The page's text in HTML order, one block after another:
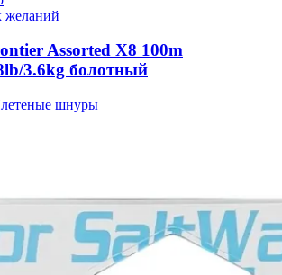
желаний
Assorted X8 100m
3.6kg болотный
шнуры